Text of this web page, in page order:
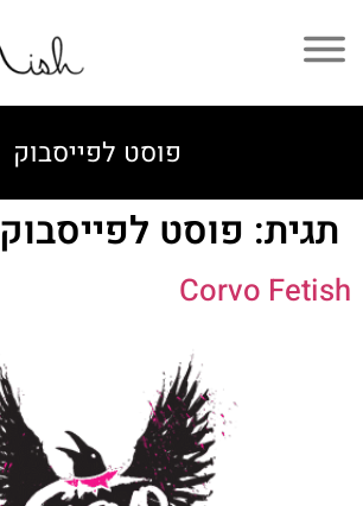
פוסט לפייסבוק
תגית: פוסט לפייסבוק
Corvo Fetish